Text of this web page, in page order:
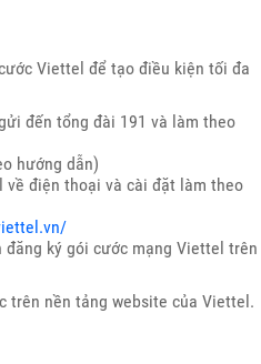
Viettel để tạo điều kiện tối đa
đến tổng đài 191 và làm theo
hướng dẫn)
điện thoại và cài đặt làm theo
ký gói cước mạng Viettel trên
trên nền tảng website của Viettel.